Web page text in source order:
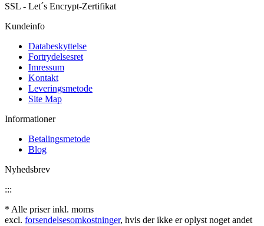
SSL - Let´s Encrypt-Zertifikat
Kundeinfo
Databeskyttelse
Fortrydelsesret
Imressum
Kontakt
Leveringsmetode
Site Map
Informationer
Betalingsmetode
Blog
Nyhedsbrev
:::
* Alle priser inkl. moms
excl. forsendelsesomkostninger, hvis der ikke er oplyst noget andet